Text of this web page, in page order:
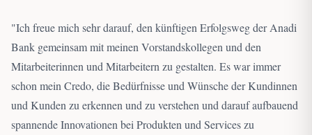
"Ich freue mich sehr darauf, den künftigen Erfolgsweg der Anadi
Bank gemeinsam mit meinen Vorstandskollegen und den
Mitarbeiterinnen und Mitarbeitern zu gestalten. Es war immer
schon mein Credo, die Bedürfnisse und Wünsche der Kundinnen
und Kunden zu erkennen und zu verstehen und darauf aufbauend
spannende Innovationen bei Produkten und Services zu